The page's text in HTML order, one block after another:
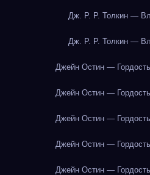
Дж. Р. Р. Толкин —
Дж. Р. Р. Толкин —
Джейн Остин —
Джейн Остин —
Джейн Остин —
Джейн Остин —
Джейн Остин —